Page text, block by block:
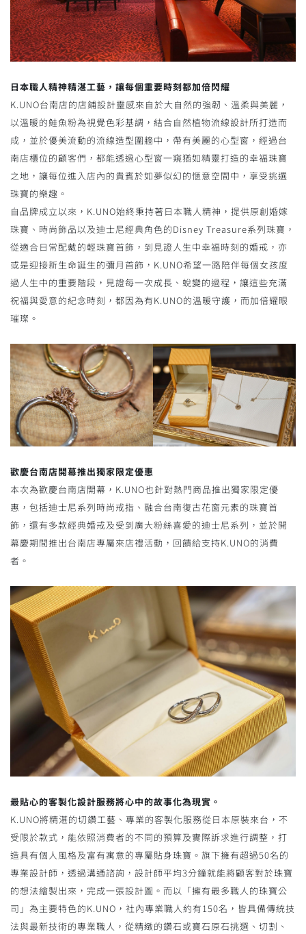
日本職人精神精湛工藝，讓每個重要時刻都加倍閃耀
K.UNO台南店的店鋪設計靈感來自於大自然的強韌、溫柔與美麗，
以溫暖的鮭魚粉為視覺色彩基調，結合自然植物流線設計所打造而
成，並於優美流動的流線造型圍牆中，帶有美麗的心型窗，經過台
南店櫃位的顧客們，都能透過心型窗一窺猶如精靈打造的幸福珠寶
之地，讓每位進入店內的貴賓於如夢似幻的愜意空間中，享受挑選
珠寶的樂趣。
自品牌成立以來，K.UNO始終秉持著日本職人精神，提供原創婚嫁
珠寶、時尚飾品以及迪士尼經典角色的Disney Treasure系列珠寶，
從適合日常配戴的輕珠寶首飾，到見證人生中幸福時刻的婚戒，亦
或是迎接新生命誕生的彌月首飾，K.UNO希望一路陪伴每個女孩度
過人生中的重要階段，見證每一次成長、蛻變的過程，讓這些充滿
祝福與愛意的紀念時刻，都因為有K.UNO的溫暖守護，而加倍耀眼
璀璨。
歡慶台南店開幕推出獨家限定優惠
本次為歡慶台南店開幕，K.UNO也針對熱門商品推出獨家限定優
惠，包括迪士尼系列時尚戒指、融合台南復古花窗元素的珠寶首
飾，還有多款經典婚戒及受到廣大粉絲喜愛的迪士尼系列，並於開
幕慶期間推出台南店專屬來店禮活動，回饋給支持K.UNO的消費
者。
最貼心的客製化設計服務將心中的故事化為現實。
K.UNO將精湛的切鑽工藝、專業的客製化服務從日本原裝來台，不
受限於款式，能依照消費者的不同的預算及實際訴求進行調整，打
造具有個人風格及富有寓意的專屬貼身珠寶。旗下擁有超過50名的
專業設計師，透過溝通諮詢，設計師平均3分鐘就能將顧客對於珠寶
的想法繪製出來，完成一張設計圖。而以「擁有最多職人的珠寶公
司」為主要特色的K.UNO，社內專業職人約有150名，皆具備傳統技
法與最新技術的專業職人，從精緻的鑽石或寶石原石挑選、切割、